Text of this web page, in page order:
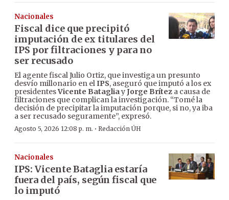
Nacionales
Fiscal dice que precipitó
imputación de ex titulares del
IPS por filtraciones y para no
ser recusado
El agente fiscal Julio Ortiz, que investiga un presunto
desvío millonario en elIPS, aseguró que imputó a los ex
presidentesVicente BatagliayJorge Brítez a causa de
filtraciones que complican la investigación. “Tomé la
decisión de precipitar la imputación porque, si no, ya iba
a ser recusado seguramente”, expresó.
Agosto 5, 2026 12:08 p. m. · Redacción ÚH
Nacionales
IPS: Vicente Bataglia estaría
fuera del país, según fiscal que
lo imputó